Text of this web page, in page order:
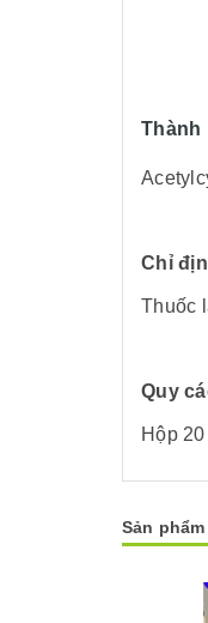
Thành
Chỉ
Thuốc
Quy
Hộp
Sản